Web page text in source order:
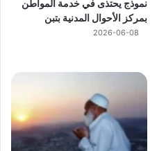
نموذج يحتذى في خدمة المواطن
بمركز الأحوال المدنية بتبن
2026-06-08